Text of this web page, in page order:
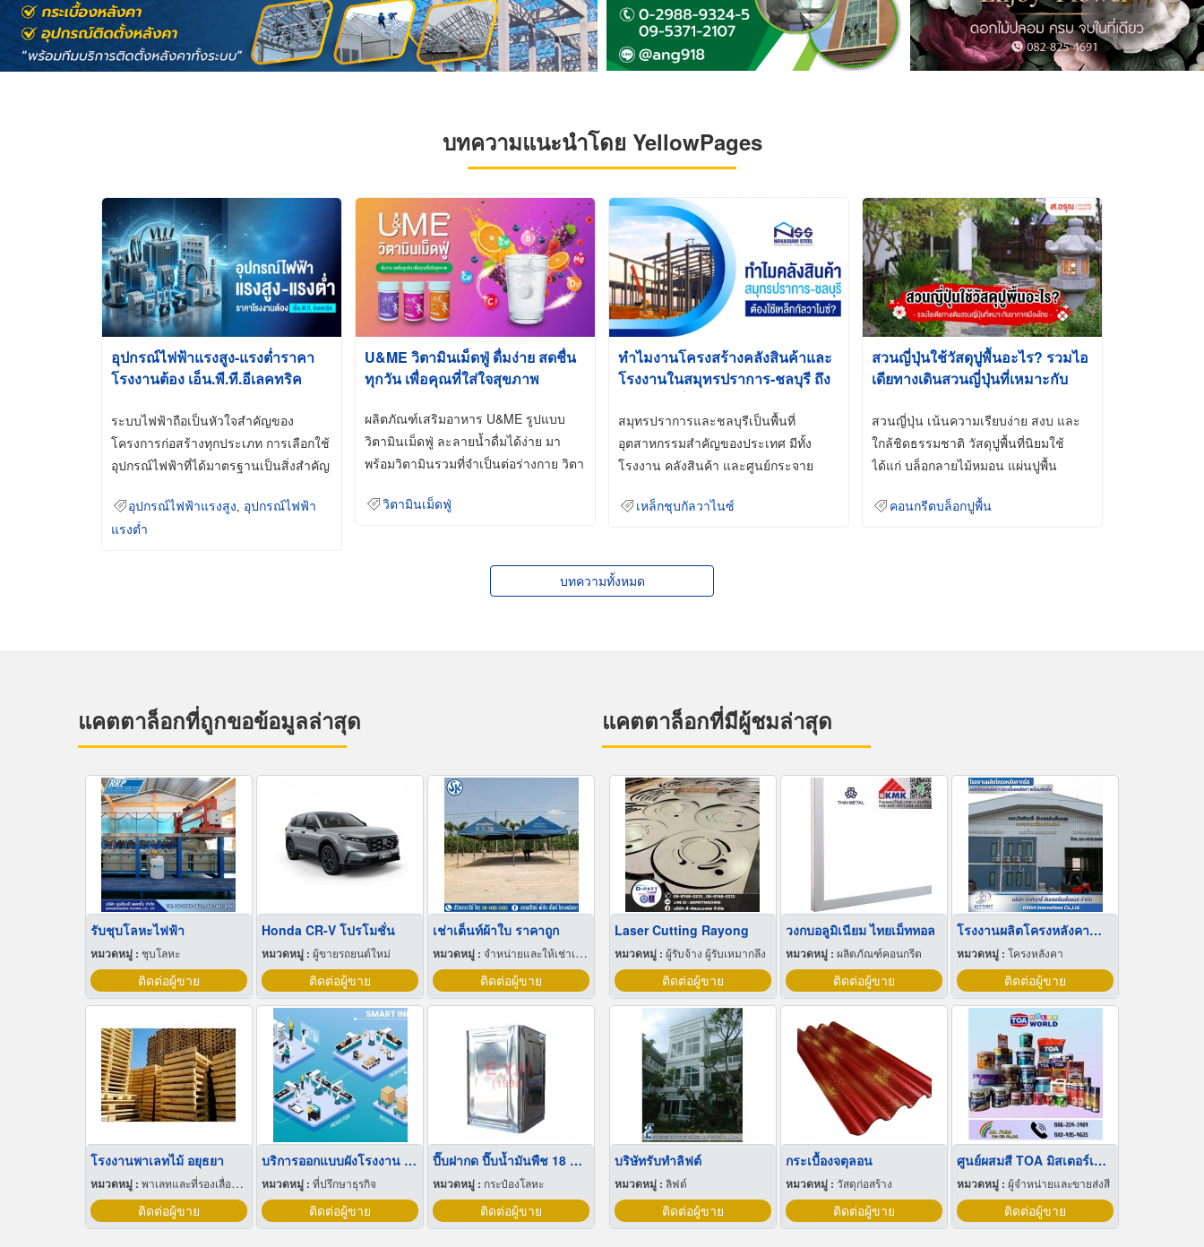
บทความแนะนำโดย YellowPages
อุปกรณ์ไฟฟ้าแรงสูง-แรงต่ำราคา
โรงงานต้อง เอ็น.พี.ที.อีเลคทริค
ระบบไฟฟ้าถือเป็นหัวใจสำคัญของ
โครงการก่อสร้างทุกประเภท การเลือกใช้
อุปกรณ์ไฟฟ้าที่ได้มาตรฐานเป็นสิ่งสำคัญ
อุปกรณ์ไฟฟ้าแรงสูง
อุปกรณ์ไฟฟ้า
แรงต่ำ
U&ME วิตามินเม็ดฟู่ ดื่มง่าย สดชื่น
ทุกวัน เพื่อคุณที่ใส่ใจสุขภาพ
ผลิตภัณฑ์เสริมอาหาร U&ME รูปแบบ
วิตามินเม็ดฟู่ ละลายน้ำดื่มได้ง่าย มา
พร้อมวิตามินรวมที่จำเป็นต่อร่างกาย วิตา
วิตามินเม็ดฟู่
ทำไมงานโครงสร้างคลังสินค้าและ
โรงงานในสมุทรปราการ-ชลบุรี ถึง
Galvanized)
สมุทรปราการและชลบุรีเป็นพื้นที่
อุตสาหกรรมสำคัญของประเทศ มีทั้ง
โรงงาน คลังสินค้า และศูนย์กระจาย
เหล็กชุบกัลวาไนซ์
สวนญี่ปุ่นใช้วัสดุปูพื้นอะไร? รวมไอ
เดียทางเดินสวนญี่ปุ่นที่เหมาะกับ
สวนญี่ปุ่น เน้นความเรียบง่าย สงบ และ
ใกล้ชิดธรรมชาติ วัสดุปูพื้นที่นิยมใช้
ได้แก่ บล็อกลายไม้หมอน แผ่นปูพื้น
คอนกรีตบล็อกปูพื้น
บทความทั้งหมด
แคตตาล็อกที่ถูกขอข้อมูลล่าสุด
รับชุบโลหะไฟฟ้า
หมวดหมู่ : ชุบโลหะ
ติดต่อผู้ขาย
Honda CR-V โปรโมชั่น
หมวดหมู่ : ผู้ขายรถยนต์ใหม่
ติดต่อผู้ขาย
เช่าเต็นท์ผ้าใบ ราคาถูก
หมวดหมู่ :จำหน่ายและให้เช่าเต็นท์
ติดต่อผู้ขาย
โรงงานพาเลทไม้ อยุธยา
หมวดหมู่ : พาเลทและที่รองเลื่อนกะบะ
ติดต่อผู้ขาย
บริการออกแบบผังโรงงาน Lay out
หมวดหมู่ : ที่ปรึกษาธุรกิจ
ติดต่อผู้ขาย
ปี๊บฝากด ปี๊บน้ำมันพืช 18 ลิตร
หมวดหมู่ : กระป๋องโลหะ
ติดต่อผู้ขาย
แคตตาล็อกที่มีผู้ชมล่าสุด
Laser Cutting Rayong
หมวดหมู่ : ผู้รับจ้าง ผู้รับเหมากลึง
ติดต่อผู้ขาย
วงกบอลูมิเนียม ไทยเม็ททอล
หมวดหมู่ : ผลิตภัณฑ์คอนกรีต
ติดต่อผู้ขาย
โรงงานผลิตโครงหลังคาสำเร็จรูป
หมวดหมู่ :โครงหลังคา
ติดต่อผู้ขาย
บริษัทรับทำลิฟต์
หมวดหมู่ : ลิฟต์
ติดต่อผู้ขาย
กระเบื้องจตุลอน
หมวดหมู่ : วัสดุก่อสร้าง
ติดต่อผู้ขาย
ศูนย์ผสมสี TOA มิสเตอร์เพ้นท์ หัวหิน
หมวดหมู่ :ผู้จำหน่ายและขายส่งสี
ติดต่อผู้ขาย